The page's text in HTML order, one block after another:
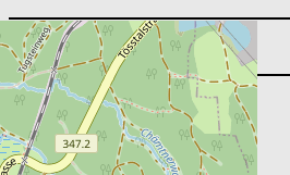
Suchen
nach:
Nächste Spiele